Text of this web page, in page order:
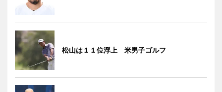
松山は１１位浮上 米男子ゴルフ